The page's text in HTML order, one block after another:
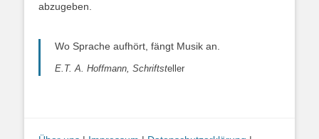
abzugeben.
Wo Sprache aufhört, fängt Musik an.
E.T. A. Hoffmann, Schriftsteller